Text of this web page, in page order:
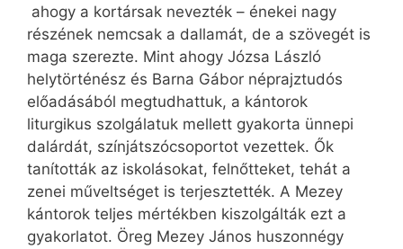
ahogy a kortársak nevezték – énekei nagy
részének nemcsak a dallamát, de a szövegét is
maga szerezte. Mint ahogy Józsa László
helytörténész és Barna Gábor néprajztudós
előadásából megtudhattuk, a kántorok
liturgikus szolgálatuk mellett gyakorta ünnepi
dalárdát, színjátszócsoportot vezettek. Ők
tanították az iskolásokat, felnőtteket, tehát a
zenei műveltséget is terjesztették. A Mezey
kántorok teljes mértékben kiszolgálták ezt a
gyakorlatot. Öreg Mezey János huszonnégy